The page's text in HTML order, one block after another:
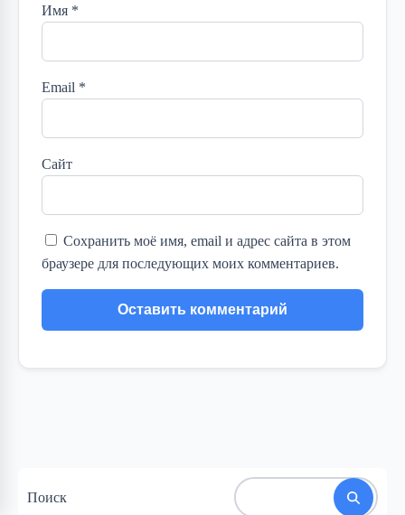
Имя *
Email *
Сайт
Сохранить моё имя, email и адрес сайта в этом
браузере для последующих моих комментариев.
Поиск